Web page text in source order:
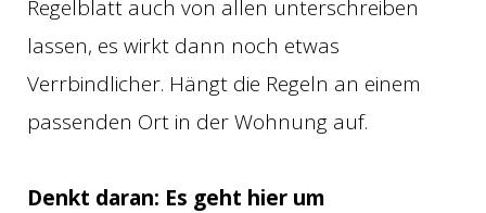
Regelblatt auch von allen unterschreiben
lassen, es wirkt dann noch etwas
Verrbindlicher. Hängt die Regeln an einem
passenden Ort in der Wohnung auf.
Denkt daran: Es geht hier um